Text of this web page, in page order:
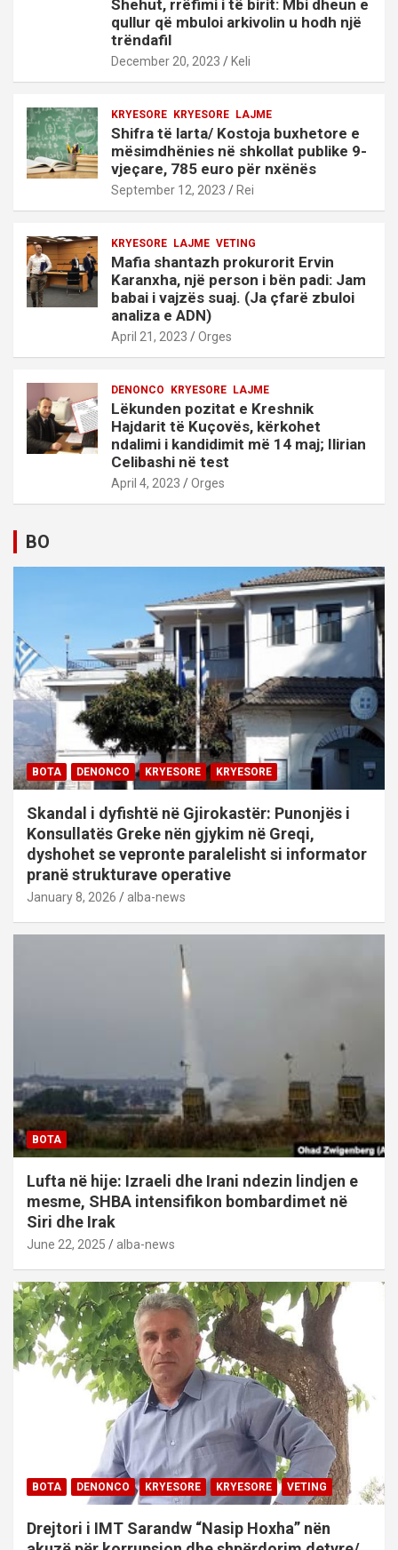
Shehut, rrëfimi i të birit: Mbi dheun e
qullur që mbuloi arkivolin u hodh një
trëndafil
December 20, 2023 Keli
KRYESORE KRYESORE LAJME
Shifra të larta/ Kostoja buxhetore e
mësimdhënies në shkollat publike 9-
vjeçare, 785 euro për nxënës
September 12, 2023 Rei
KRYESORE LAJME VETING
Mafia shantazh prokurorit Ervin
Karanxha, një person i bën padi: Jam
babai i vajzës suaj. (Ja çfarë zbuloi
analiza e ADN)
April 21, 2023 Orges
DENONCO KRYESORE LAJME
Lëkunden pozitat e Kreshnik
Hajdarit të Kuçovës, kërkohet
ndalimi i kandidimit më 14 maj; Ilirian
Celibashi në test
April 4, 2023 Orges
BO
BOTA DENONCO KRYESORE KRYESORE
Skandal i dyfishtë në Gjirokastër: Punonjës i
Konsullatës Greke nën gjykim në Greqi,
dyshohet se vepronte paralelisht si informator
pranë strukturave operative
January 8, 2026 alba-news
BOTA
Lufta në hije: Izraeli dhe Irani ndezin lindjen e
mesme, SHBA intensifikon bombardimet në
Siri dhe Irak
June 22, 2025 alba-news
BOTA DENONCO KRYESORE KRYESORE VETING
Drejtori i IMT Sarandw “Nasip Hoxha” nën